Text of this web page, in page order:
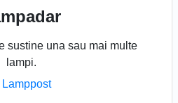
sustine una sau mai multe
lampi.
Lamppost